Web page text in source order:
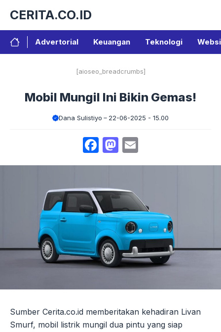
isi
CERITA.CO.ID
Advertorial Keuangan Teknologi
[aioseo_breadcrumbs]
Mobil Mungil Ini Bikin Gemas!
Dana Sulistiyo 22-06-2025 - 15.00
Facebook
Mastodon
Sumber Cerita.co.id memberitakan kehadiran Livan
Smurf, mobil listrik mungil dua pintu yang siap